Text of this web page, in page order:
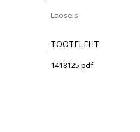
Laoseis
TOOTELEHT
1418125.pdf